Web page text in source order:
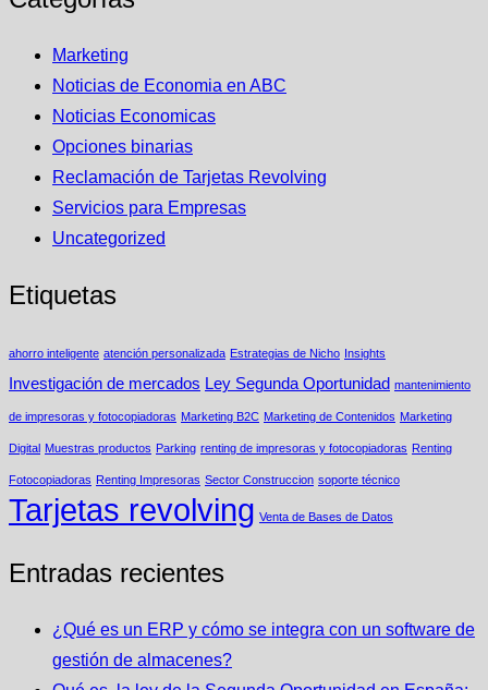
Marketing
Noticias de Economia en ABC
Noticias Economicas
Opciones binarias
Reclamación de Tarjetas Revolving
Servicios para Empresas
Uncategorized
Etiquetas
ahorro inteligente atención personalizada Estrategias de Nicho Insights
Investigación de mercados Ley Segunda Oportunidad mantenimiento
de impresoras y fotocopiadoras Marketing B2C Marketing de Contenidos Marketing
Digital Muestras productos Parking renting de impresoras y fotocopiadoras Renting
Fotocopiadoras Renting Impresoras Sector Construccion soporte técnico
Tarjetas revolving Venta de Bases de Datos
Entradas recientes
¿Qué es un ERP y cómo se integra con un software de
gestión de almacenes?